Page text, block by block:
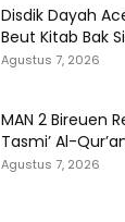
Disdik Dayah
Beut Kitab Bak
Agustus 7, 2026
MAN 2 Bireuen
Tasmi’ Al-
Agustus 7, 2026